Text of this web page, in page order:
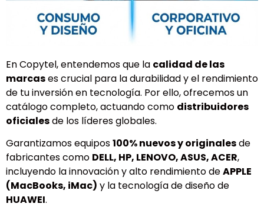
En Copytel, entendemos que la calidad de las
marcases crucial para la durabilidad y el rendimiento
de tu inversión en tecnología. Por ello, ofrecemos un
catálogo completo, actuando como distribuidores
oficialesde los líderes globales.
Garantizamos equipos100% nuevos y originalesde
fabricantes como DELL, HP, LENOVO, ASUS, ACER,
incluyendo la innovación y alto rendimiento deAPPLE
(MacBooks, iMac) y la tecnología de diseño de
HUAWEI.